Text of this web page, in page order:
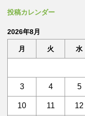
投稿カレンダー
2026年8月
月 火 水
3 4 5
10 11 12